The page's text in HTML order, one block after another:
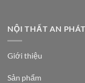
NỘI THẤT AN PHÁT
Giới thiệu
Sản phẩm